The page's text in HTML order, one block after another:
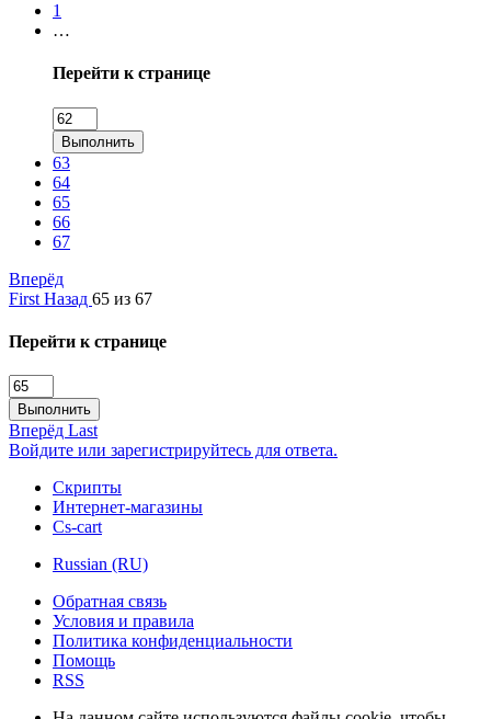
1
…
Перейти к странице
Выполнить
63
64
65
66
67
Вперёд
First Назад 65 из 67
Перейти к странице
Выполнить
Вперёд Last
Войдите или зарегистрируйтесь для ответа.
Скрипты
Интернет-магазины
Cs-cart
Russian (RU)
Обратная связь
Условия и правила
Политика конфиденциальности
Помощь
RSS